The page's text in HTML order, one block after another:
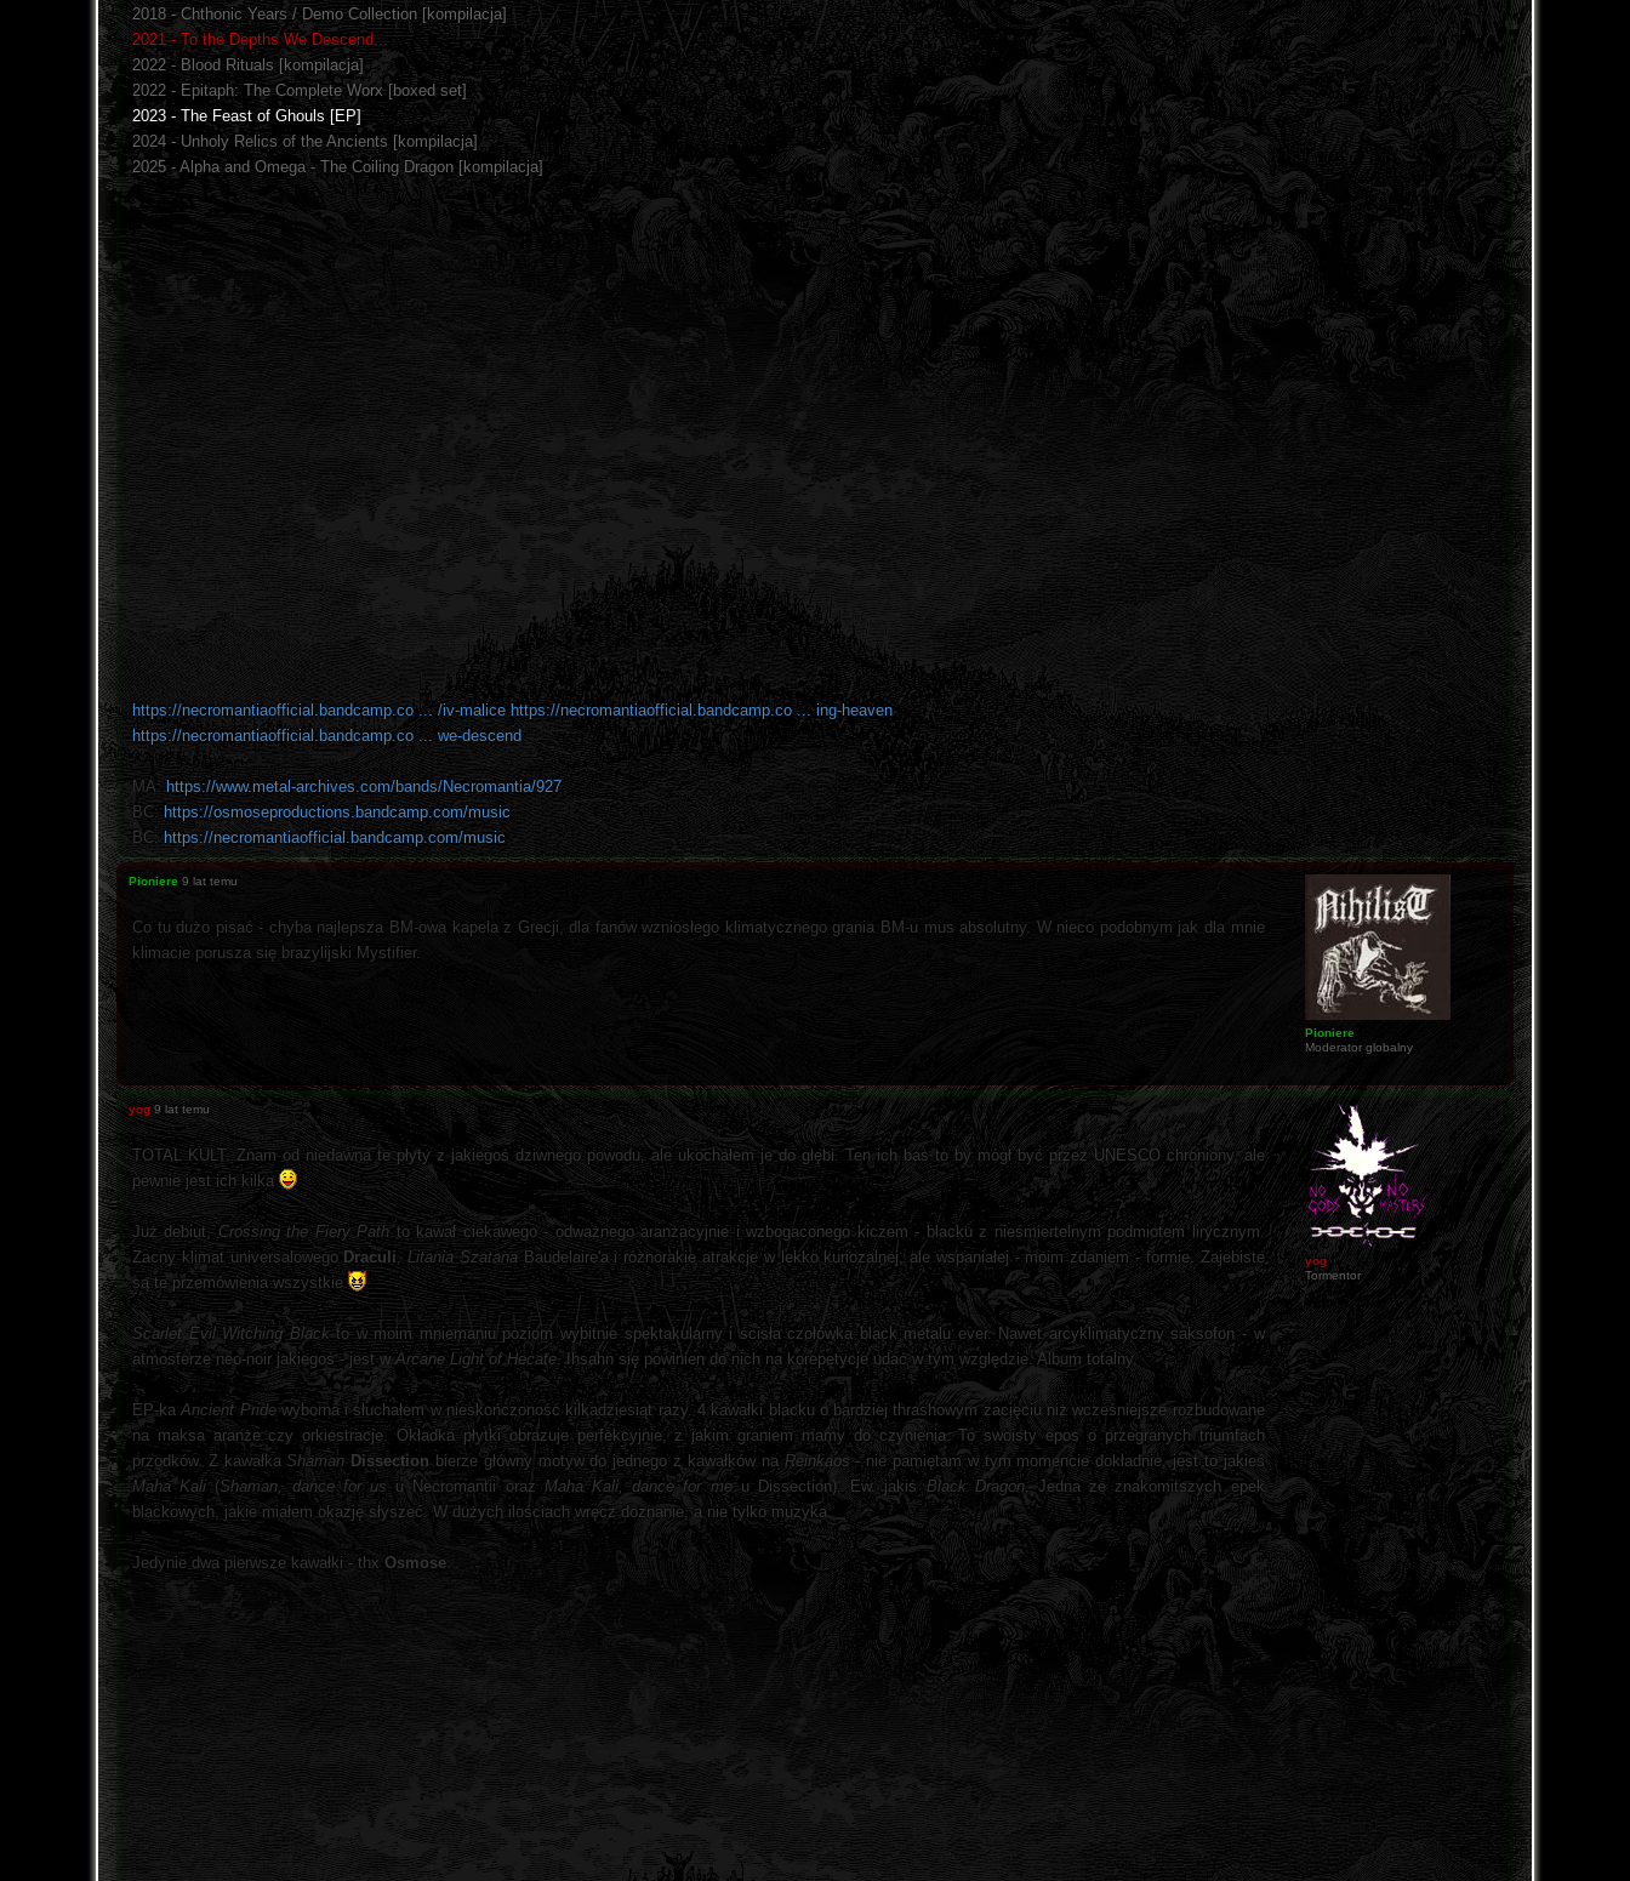
2018 - Chthonic Years / Demo Collection [kompilacja]
2021 - To the Depths We Descend...
2022 - Blood Rituals [kompilacja]
2022 - Epitaph: The Complete Worx [boxed set]
2023 - The Feast of Ghouls [EP]
2024 - Unholy Relics of the Ancients [kompilacja]
2025 - Alpha and Omega - The Coiling Dragon [kompilacja]
https://necromantiaofficial.bandcamp.co ... /iv-malice https://necromantiaofficial.bandcamp.co ... ing-heaven
https://necromantiaofficial.bandcamp.co ... we-descend
MA: https://www.metal-archives.com/bands/Necromantia/927
BC: https://osmoseproductions.bandcamp.com/music
BC: https://necromantiaofficial.bandcamp.com/music
Pioniere
Moderator globalny
Pioniere 9 lat temu
Co tu dużo pisać - chyba najlepsza BM-owa kapela z Grecji, dla fanów wzniosłego klimatycznego grania BM-u mus absolutny. W nieco podobnym jak dla mnie
klimacie porusza się brazylijski Mystifier.
yog
Tormentor
yog 9 lat temu
TOTAL KULT. Znam od niedawna te płyty z jakiegoś dziwnego powodu, ale ukochałem je do głębi. Ten ich bas to by mógł być przez UNESCO chroniony, ale
pewnie jest ich kilka
Już debiut, Crossing the Fiery Pathto kawał ciekawego - odważnego aranżacyjnie i wzbogaconego kiczem - blacku z nieśmiertelnym podmiotem lirycznym.
Zacny klimat universalowego Draculi,Litania SzatanaBaudelaire'a i różnorakie atrakcje w lekko kuriozalnej, ale wspaniałej - moim zdaniem - formie. Zajebiste
są te przemówienia wszystkie
Scarlet Evil Witching Blackto w moim mniemaniu poziom wybitnie spektakularny i ścisła czołówka black metalu ever. Nawet arcyklimatyczny saksofon - w
atmosferze neo-noir jakiegoś - jest wArcane Light of Hecate. Ihsahn się powinien do nich na korepetycje udać w tym względzie. Album totalny.
EP-kaAncient Pridewyborna i słuchałem w nieskończoność kilkadziesiąt razy. 4 kawałki blacku o bardziej thrashowym zacięciu niż wcześniejsze rozbudowane
na maksa aranże czy orkiestracje. Okładka płytki obrazuje perfekcyjnie, z jakim graniem mamy do czynienia. To swoisty epos o przegranych triumfach
przodków. Z kawałka Shaman Dissection bierze główny motyw do jednego z kawałków na Reinkaos - nie pamiętam w tym momencie dokładnie, jest to jakieś
Maha Kali (Shaman, dance for us u Necromantii oraz Maha Kali, dance for meu Dissection). Ew. jakiśBlack Dragon. Jedna ze znakomitszych epek
blackowych, jakie miałem okazję słyszeć. W dużych ilościach wręcz doznanie, a nie tylko muzyka.
Jedynie dwa pierwsze kawałki - thx Osmose.